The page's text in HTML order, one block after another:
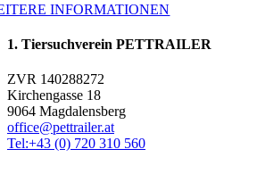
INFORMATIONEN
1. Tiersuchverein PETTRAILER
ZVR 140288272
Kirchengasse 18
9064 Magdalensberg
office@pettrailer.at
Tel:+43 (0) 720 310 560